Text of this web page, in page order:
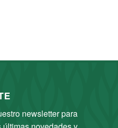
newsletter para